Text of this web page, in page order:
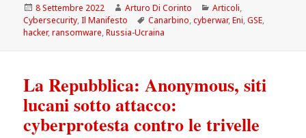
Scritto
il
8 Settembre 2022 Autore
Arturo Di Corinto Categorie
Articoli,
Cybersecurity,Il Manifesto Tag
Canarbino,cyberwar,Eni,GSE,
hacker,ransomware,Russia-Ucraina
La Repubblica: Anonymous, siti
lucani sotto attacco:
cyberprotesta contro le trivelle